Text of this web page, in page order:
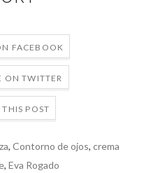
FACEBOOK
ON TWITTER
THIS POST
, Contorno de ojos, crema
, Eva Rogado